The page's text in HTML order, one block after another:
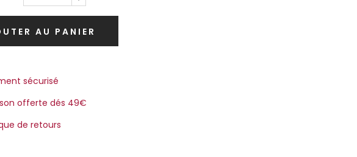
AU PANIER
sécurisé
offerte dés 49€
de retours